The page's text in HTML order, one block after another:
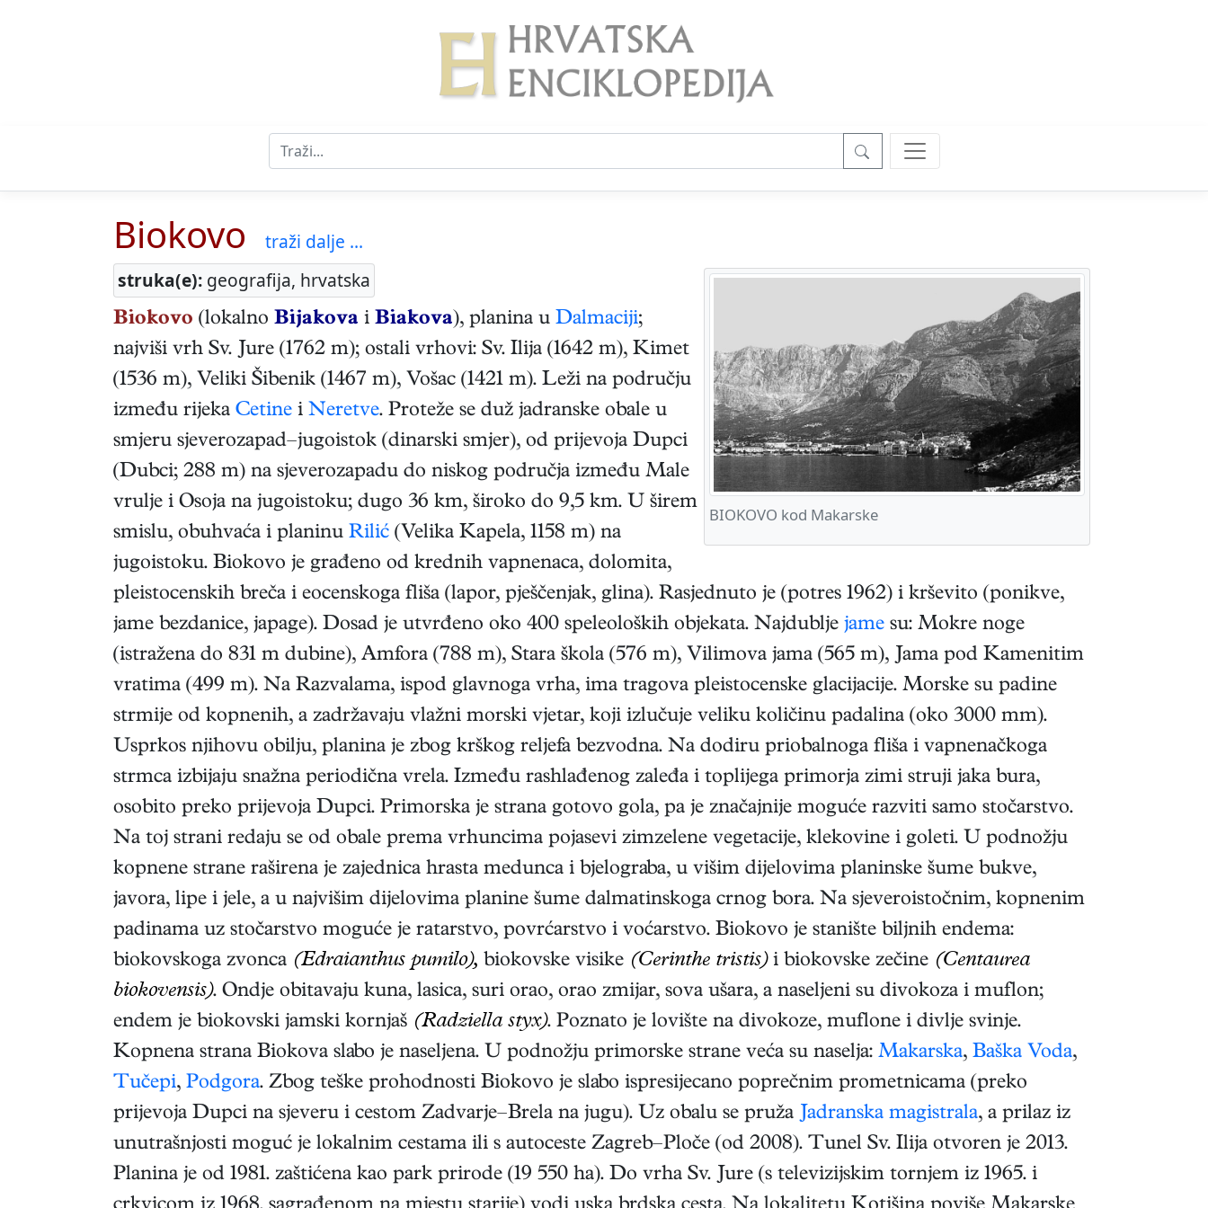
Biokovo
traži dalje ...
struka(e): geografija, hrvatska
BIOKOVO kod Makarske
Biokovo (lokalno Bijakova i Biakova), planina u Dalmaciji;
najviši vrh Sv. Jure (1762 m); ostali vrhovi: Sv. Ilija (1642 m), Kimet
(1536 m), Veliki Šibenik (1467 m), Vošac (1421 m). Leži na području
između rijeka Cetine i Neretve. Proteže se duž jadranske obale u
smjeru sjeverozapad–jugoistok (dinarski smjer), od prijevoja Dupci
(Dubci; 288 m) na sjeverozapadu do niskog područja između Male
vrulje i Osoja na jugoistoku; dugo 36 km, široko do 9,5 km. U širem
smislu, obuhvaća i planinu Rilić (Velika Kapela, 1158 m) na
jugoistoku. Biokovo je građeno od krednih vapnenaca, dolomita,
pleistocenskih breča i eocenskoga fliša (lapor, pješčenjak, glina). Rasjednuto je (potres 1962) i krševito (ponikve,
jame bezdanice, japage). Dosad je utvrđeno oko 400 speleoloških objekata. Najdublje jame su: Mokre noge
(istražena do 831 m dubine), Amfora (788 m), Stara škola (576 m), Vilimova jama (565 m), Jama pod Kamenitim
vratima (499 m). Na Razvalama, ispod glavnoga vrha, ima tragova pleistocenske glacijacije. Morske su padine
strmije od kopnenih, a zadržavaju vlažni morski vjetar, koji izlučuje veliku količinu padalina (oko 3000 mm).
Usprkos njihovu obilju, planina je zbog krškog reljefa bezvodna. Na dodiru priobalnoga fliša i vapnenačkoga
strmca izbijaju snažna periodična vrela. Između rashlađenog zaleđa i toplijega primorja zimi struji jaka bura,
osobito preko prijevoja Dupci. Primorska je strana gotovo gola, pa je značajnije moguće razviti samo stočarstvo.
Na toj strani redaju se od obale prema vrhuncima pojasevi zimzelene vegetacije, klekovine i goleti. U podnožju
kopnene strane raširena je zajednica hrasta medunca i bjelograba, u višim dijelovima planinske šume bukve,
javora, lipe i jele, a u najvišim dijelovima planine šume dalmatinskoga crnog bora. Na sjeveroistočnim, kopnenim
padinama uz stočarstvo moguće je ratarstvo, povrćarstvo i voćarstvo. Biokovo je stanište biljnih endema:
biokovskoga zvonca (Edraianthus pumilo), biokovske visike (Cerinthe tristis)i biokovske zečine (Centaurea
biokovensis). Ondje obitavaju kuna, lasica, suri orao, orao zmijar, sova ušara, a naseljeni su divokoza i muflon;
endem je biokovski jamski kornjaš (Radziella styx). Poznato je lovište na divokoze, muflone i divlje svinje.
Kopnena strana Biokova slabo je naseljena. U podnožju primorske strane veća su naselja: Makarska, Baška Voda,
Tučepi, Podgora. Zbog teške prohodnosti Biokovo je slabo ispresijecano poprečnim prometnicama (preko
prijevoja Dupci na sjeveru i cestom Zadvarje–Brela na jugu). Uz obalu se pruža Jadranska magistrala, a prilaz iz
unutrašnjosti moguć je lokalnim cestama ili s autoceste Zagreb–Ploče (od 2008). Tunel Sv. Ilija otvoren je 2013.
Planina je od 1981. zaštićena kao park prirode (19 550 ha). Do vrha Sv. Jure (s televizijskim tornjem iz 1965. i